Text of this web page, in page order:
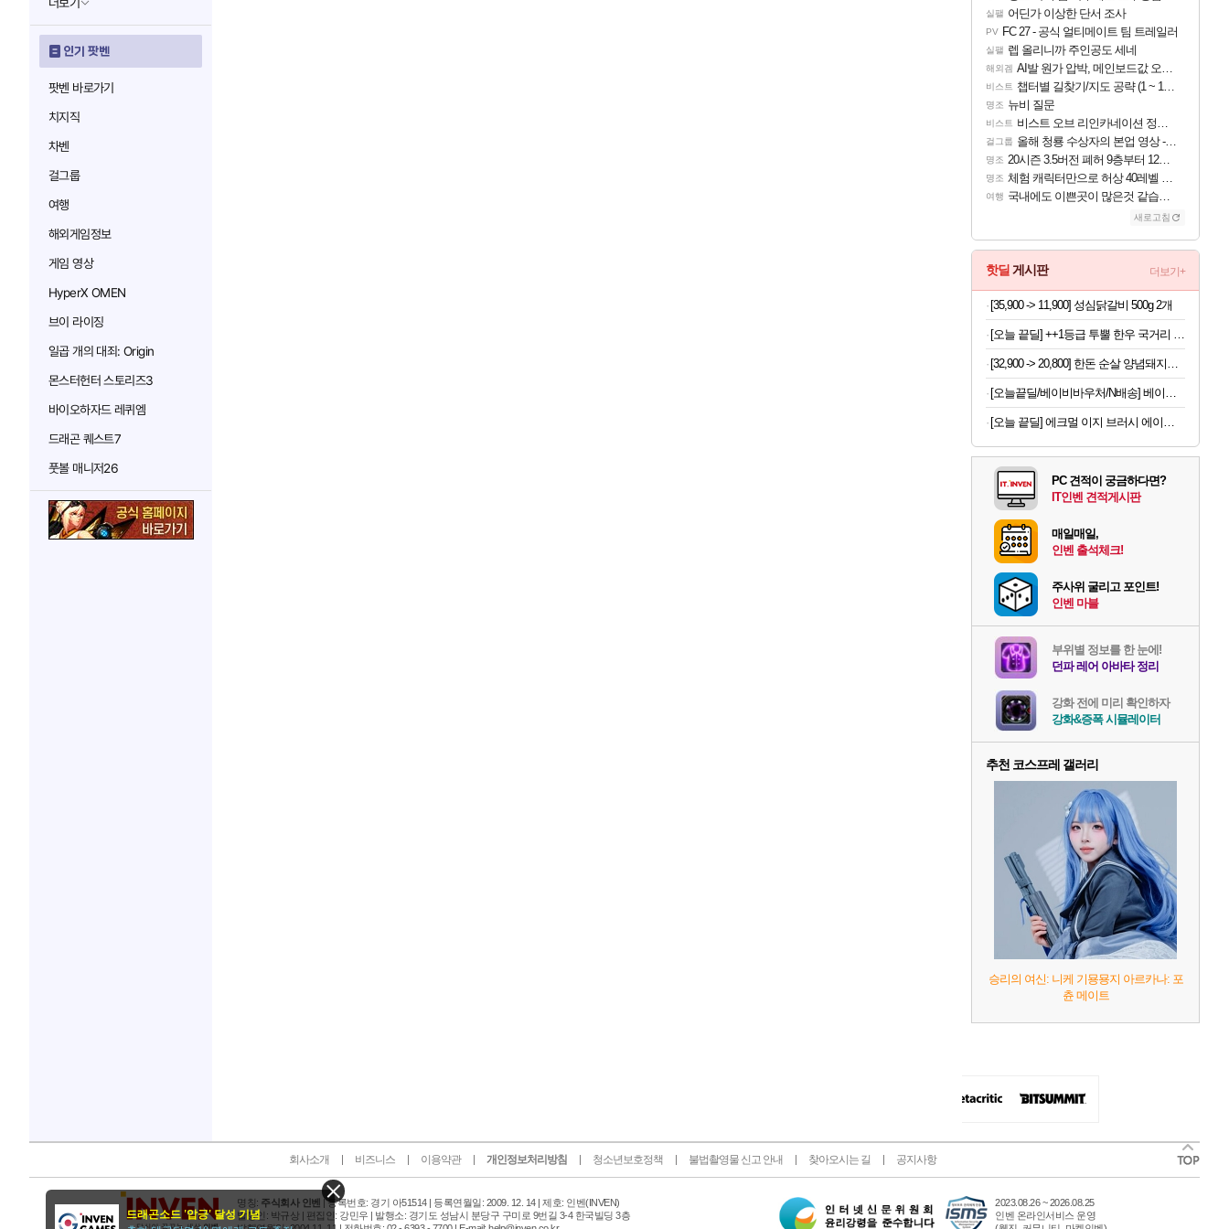
인기 팟벤
팟벤 바로가기
치지직
차벤
걸그룹
여행
해외게임정보
게임 영상
HyperX OMEN
브이 라이징
일곱 개의 대죄: Origin
몬스터헌터 스토리즈3
바이오하자드 레퀴엠
드래곤 퀘스트7
풋볼 매니저26
실팰 어딘가 이상한 단서 조사
PV FC 27 - 공식 얼티메이트 팀 트레일러
실팰 렙 올리니까 주인공도 세네
해외겜 AI발 원가 압박, 메인보드값 오르나
비스트 챕터별 길찾기/지도 공략 (1 ~ 12장)
명조 뉴비 질문
비스트 비스트 오브 리인카네이션 정보/공략글 모음
걸그룹 올해 청룡 수상자의 본업 영상 - 스테이씨 윤
명조 20시즌 3.5버전 폐허 9층부터 12층까지 클리어 조합 | 죽음의 노래와 바닷속 폐허 |
명조 체험 캐릭터만으로 허상 40레벨 하이와티아 5분 컷!｜에이메스·린네·모니에 명함
여행 국내에도 이쁜곳이 많은것 같습니다
새로고침
핫딜 게시판 더보기+
[35,900 -> 11,900] 성심닭갈비 500g 2개
[오늘 끝딜] 에크멀 이지 브러시 에이에이 포인트 아이 06
PC 견적이 궁금하다면?
IT인벤 견적게시판
매일매일,
인벤 출석체크!
주사위 굴리고 포인트!
인벤 마블
부위별 정보를 한 눈에!
던파 레어 아바타 정리
강화 전에 미리 확인하자
강화&증폭 시뮬레이터
추천 코스프레 갤러리
승리의 여신: 니케 기묭묭지 아르카나: 포
츈 메이트
회사소개 비즈니스 이용약관 개인정보처리방침 청소년보호정책 불법촬영물 신고 안내 찾아오시는 길 공지사항
명칭: 주식회사 인벤 | 등록번호: 경기 아51514 | 등록연월일: 2009. 12. 14 | 제호: 인벤 (INVEN)
발행인: 박규상 | 편집인: 강민우 | 발행소: 경기도 성남시 분당구 구미로 9번길 3-4 한국빌딩 3층
터
2023.08.26 ~ 2026.08.25
인벤 온라인서비스 운영
드래곤소드 '압긍' 달성 기념